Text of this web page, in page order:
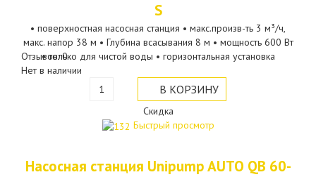
S
• поверхностная насосная станция • макс.произв-ть 3 м³/ч,
макс. напор 38 м • Глубина всасывания 8 м • мощность 600 Вт
• только для чистой воды • горизонтальная установка
Отзывов: 0
Нет в наличии
Скидка
Быстрый просмотр
Насосная станция Unipump AUTO QB 60-